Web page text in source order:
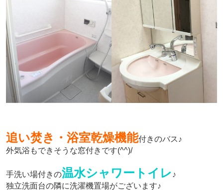
追い焚き・浴室乾燥機能付きのバス♪
外気浴もできそうな窓付きです(^^)/
手洗い場付きの温水シャワートイレ♪
独立洗面台の隣に洗濯機置場がございます♪